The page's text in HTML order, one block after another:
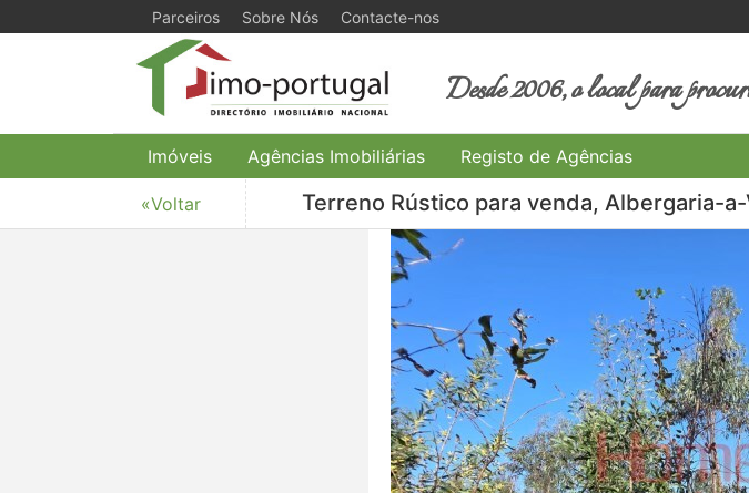
Parceiros Sobre Nós Contacte-nos
Desde 2006, o local para
Imóveis Agências Imobiliárias Registo de Agências
«Voltar Terreno Rústico para venda, Albergaria-